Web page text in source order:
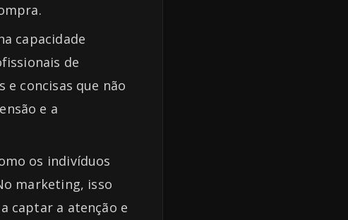
capacidade
de
e concisas que não
e a
os indivíduos
marketing, isso
captar a atenção e